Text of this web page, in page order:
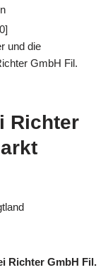
0]
und die
GmbH Fil.
Richter
Richter GmbH Fil.